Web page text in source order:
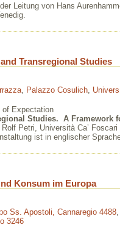
Leitung von Hans
Transregional Studies
, Palazzo Cosulich,
of Expectation
Studies. A Framework
Petri, Università Ca’
ist in englischer
Konsum im Europa
Ss. Apostoli, Cannaregio 4488,
3246